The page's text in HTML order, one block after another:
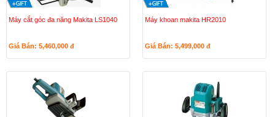
Máy cắt góc đa năng Makita LS1040
Giá Bán: 5,460,000 đ
Máy khoan makita HR2010
Giá Bán: 5,499,000 đ